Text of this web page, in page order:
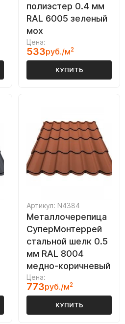
полиэстер 0.4 мм
RAL 6005 зеленый
мох
Цена:
533руб./м2
КУПИТЬ
Артикул: N4384
Металлочерепица
СуперМонтеррей
стальной шелк 0.5
мм RAL 8004
медно-коричневый
Цена:
773руб./м2
КУПИТЬ